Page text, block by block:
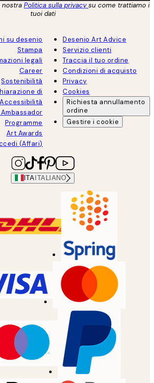
nostra Politica sulla privacysu come trattiamo i
tuoi dati
su desenio
Stampa
legali
Career
Sostenibilità
di
Accessibilità
Programme
Art Awards
(Affari)
Desenio Art Advice
Servizio clienti
Traccia il tuo ordine
Condizioni di acquisto
Privacy
Cookies
Richiesta annullamento
ordine
Gestire i cookie
ITA ITALIANO